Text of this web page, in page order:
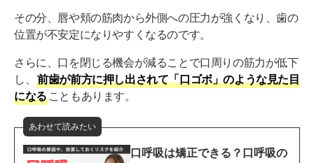
その分、唇や頬の筋肉から外側への圧力が強くなり、歯の
位置が不安定になりやすくなるのです。
さらに、口を閉じる機会が減ることで口周りの筋力が低下
し、
前歯が前方に押し出されて「口ゴボ」のような見た目
になる こともあります。
あわせて読みたい
口呼吸は矯正できる？口呼吸の